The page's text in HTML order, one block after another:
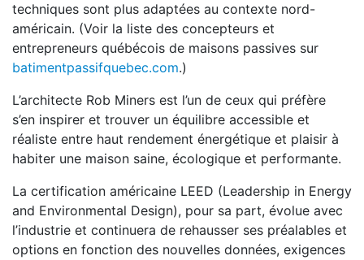
techniques sont plus adaptées au contexte nord-
américain. (Voir la liste des concepteurs et
entrepreneurs québécois de maisons passives sur
batimentpassifquebec.com.)
L’architecte Rob Miners est l’un de ceux qui préfère
s’en inspirer et trouver un équilibre accessible et
réaliste entre haut rendement énergétique et plaisir à
habiter une maison saine, écologique et performante.
La certification américaine LEED (Leadership in Energy
and Environmental Design), pour sa part, évolue avec
l’industrie et continuera de rehausser ses préalables et
options en fonction des nouvelles données, exigences